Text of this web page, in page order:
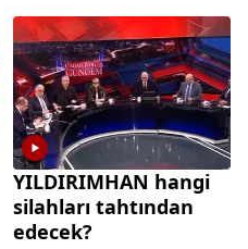
YILDIRIMHAN hangi
silahları tahtından
edecek?